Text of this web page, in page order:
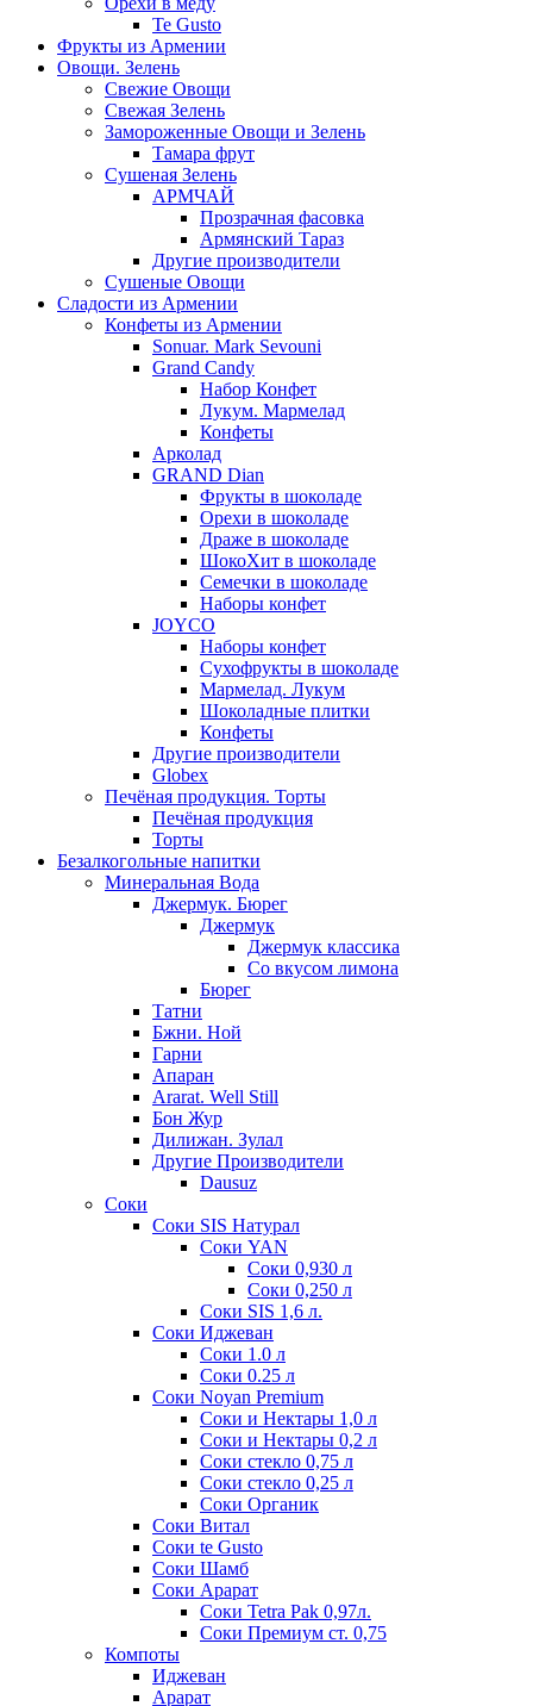
Te Gusto
Фрукты из Армении
Овощи. Зелень
Свежие Овощи
Свежая Зелень
Замороженные Овощи и Зелень
Тамара фрут
Сушеная Зелень
АРМЧАЙ
Прозрачная фасовка
Армянский Тараз
Другие производители
Сушеные Овощи
Сладости из Армении
Конфеты из Армении
Sonuar. Mark Sevouni
Grand Candy
Набор Конфет
Лукум. Мармелад
Конфеты
Арколад
GRAND Dian
Фрукты в шоколаде
Орехи в шоколаде
Драже в шоколаде
ШокоХит в шоколаде
Семечки в шоколаде
Наборы конфет
JOYCO
Наборы конфет
Сухофрукты в шоколаде
Мармелад. Лукум
Шоколадные плитки
Конфеты
Другие производители
Globex
Печёная продукция. Торты
Печёная продукция
Торты
Безалкогольные напитки
Минеральная Вода
Джермук. Бюрег
Джермук
Джермук классика
Со вкусом лимона
Бюрег
Татни
Бжни. Ной
Гарни
Апаран
Ararat. Well Still
Бон Жур
Дилижан. Зулал
Другие Производители
Dausuz
Соки
Соки SIS Натурал
Соки YAN
Соки 0,930 л
Соки 0,250 л
Соки SIS 1,6 л.
Соки Иджеван
Соки 1.0 л
Соки 0.25 л
Соки Noyan Premium
Соки и Нектары 1,0 л
Соки и Нектары 0,2 л
Соки стекло 0,75 л
Соки стекло 0,25 л
Соки Органик
Соки Витал
Соки te Gusto
Соки Шамб
Соки Арарат
Соки Tetra Pak 0,97л.
Соки Премиум ст. 0,75
Компоты
Иджеван
Арарат